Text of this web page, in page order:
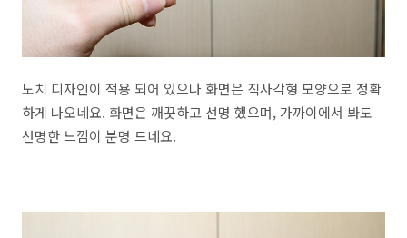
노치 디자인이 적용 되어 있으나 화면은 직사각형 모양으로 정확
하게 나오네요. 화면은 깨끗하고 선명 했으며, 가까이에서 봐도
선명한 느낌이 분명 드네요.